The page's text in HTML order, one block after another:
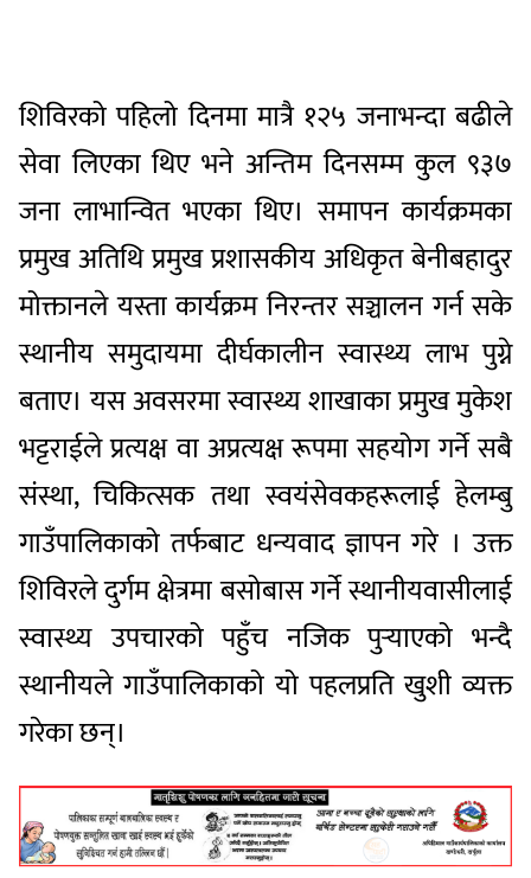
शिविरको पहिलो दिनमा मात्रै १२५ जनाभन्दा बढीले
सेवा लिएका थिए भने अन्तिम दिनसम्म कुल ९३७
जना लाभान्वित भएका थिए। समापन कार्यक्रमका
प्रमुख अतिथि प्रमुख प्रशासकीय अधिकृत बेनीबहादुर
मोक्तानले यस्ता कार्यक्रम निरन्तर सञ्चालन गर्न सके
स्थानीय समुदायमा दीर्घकालीन स्वास्थ्य लाभ पुग्ने
बताए। यस अवसरमा स्वास्थ्य शाखाका प्रमुख मुकेश
भट्टराईले प्रत्यक्ष वा अप्रत्यक्ष रूपमा सहयोग गर्ने सबै
संस्था, चिकित्सक तथा स्वयंसेवकहरूलाई हेलम्बु
गाउँपालिकाको तर्फबाट धन्यवाद ज्ञापन गरे । उक्त
शिविरले दुर्गम क्षेत्रमा बसोबास गर्ने स्थानीयवासीलाई
स्वास्थ्य उपचारको पहुँच नजिक पुर्‍याएको भन्दै
स्थानीयले गाउँपालिकाको यो पहलप्रति खुशी व्यक्त
गरेका छन्।